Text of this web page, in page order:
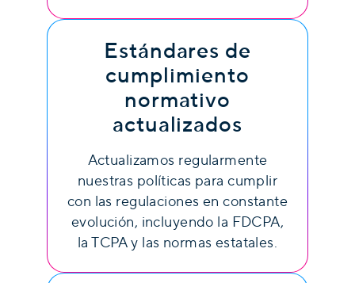
Estándares de
cumplimiento
normativo
actualizados
Actualizamos regularmente
nuestras políticas para cumplir
con las regulaciones en constante
evolución, incluyendo la FDCPA,
la TCPA y las normas estatales.